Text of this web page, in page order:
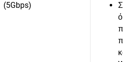
(5Gbps)